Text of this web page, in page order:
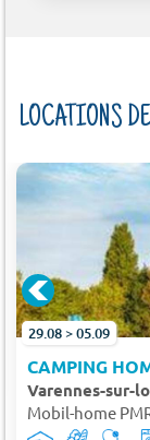
LOCATIONS
29.08 > 05.09
CAMPING
Varennes-sur-
Mobil-home